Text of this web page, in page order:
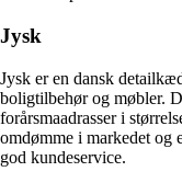
Jysk
Jysk er en dansk
boligtilbehør og møbler.
forårsmaadrasser i
omdømme i markedet og
god kundeservice.